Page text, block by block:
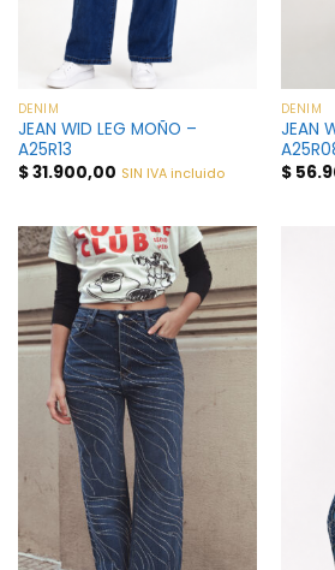
DENIM
JEAN WID LEG MOÑO –
A25R13
$31.900,00 SIN IVA incluido
DENIM
JEAN
$